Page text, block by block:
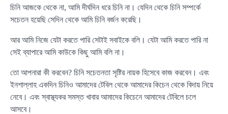
চিনি আজকে থেকে না, আমি দীর্ঘদিন ধরে চিনি না। যেদিন থেকে চিনি সম্পর্কে
সচেতন হয়েছি সেদিন থেকে আমি চিনি বর্জন করেছি।
আর আমি নিজে যেটা করতে পারি সেটাই সবাইকে বলি। যেটা আমি করতে পারি না
সেই ব্যাপারে আমি কাউকে কিছু আমি বলি না।
তো আপনারা কী করবেন? চিনি সচেতনতা সৃষ্টির নায়ক হিসেবে কাজ করবেন। এবং
ইনশাল্লাহ একদিন চিনিও আমাদের টেবিল থেকে আমাদের কিচেন থেকে বিদায় নিয়ে
নেবে। এবং স্বাস্থ্যকর সমস্ত খাবার আমাদের কিচেনে আমাদের টেবিলে চলে
আসবে।